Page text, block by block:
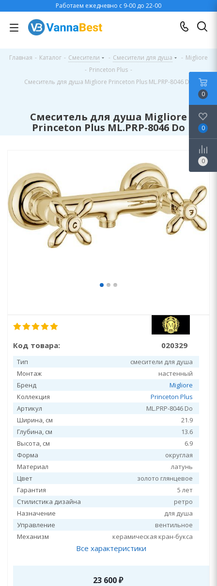
Работаем ежедневно с 9-00 до 22-00
Главная - Каталог - Смесители - Смесители для душа - Migliore
- Princeton Plus -
Смеситель для душа Migliore Princeton Plus ML.PRP-8046 Do
Смеситель для душа Migliore
Princeton Plus ML.PRP-8046 Do
Код товара: 020329
Тип
смесители для душа
Монтаж
настенный
Бренд
Migliore
Коллекция
Princeton Plus
Артикул
ML.PRP-8046 Do
Ширина, см
21.9
Глубина, см
13.6
Высота, см
6.9
Форма
округлая
Материал
латунь
Цвет
золото глянцевое
Гарантия
5 лет
Стилистика дизайна
ретро
Назначение
для душа
Управление
вентильное
Механизм
керамическая кран-букса
Все характеристики
23 600₽
0
0
0